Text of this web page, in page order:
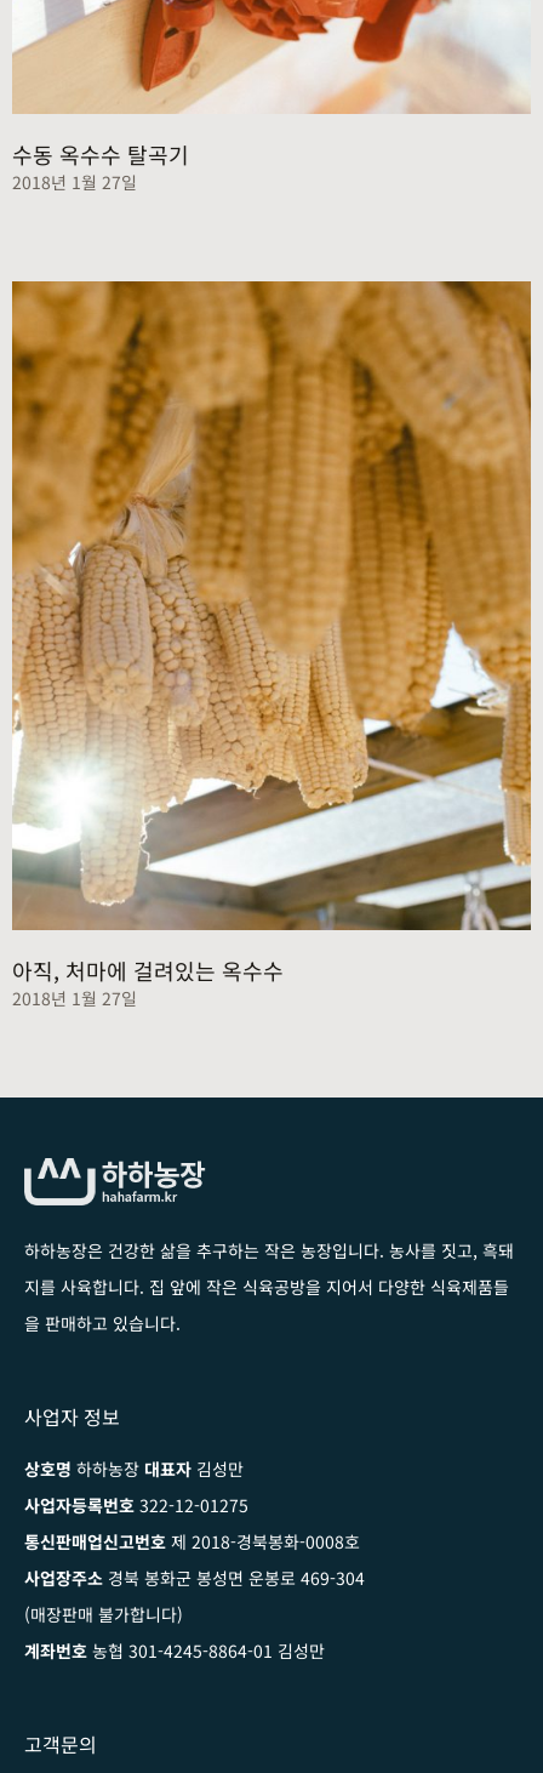
수동 옥수수 탈곡기
2018년 1월 27일
아직, 처마에 걸려있는 옥수수
2018년 1월 27일
하하농장은 건강한 삶을 추구하는 작은 농장입니다. 농사를 짓고, 흑돼
지를 사육합니다. 집 앞에 작은 식육공방을 지어서 다양한 식육제품들
을 판매하고 있습니다.
사업자 정보
상호명 하하농장 대표자 김성만
사업자등록번호 322-12-01275
통신판매업신고번호 제 2018-경북봉화-0008호
사업장주소 경북 봉화군 봉성면 운봉로 469-304
(매장판매 불가합니다)
계좌번호 농협 301-4245-8864-01 김성만
고객문의